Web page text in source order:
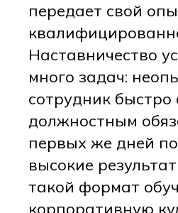
передает свой
Наставничество
много задач:
сотрудник быстро
должностным
первых же дней
высокие
такой формат
корпоративную